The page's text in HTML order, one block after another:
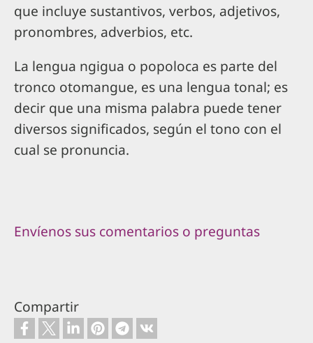
que incluye sustantivos, verbos, adjetivos,
pronombres, adverbios, etc.
La lengua ngigua o popoloca es parte del
tronco otomangue, es una lengua tonal; es
decir que una misma palabra puede tener
diversos significados, según el tono con el
cual se pronuncia.
Envíenos sus comentarios o preguntas
Compartir